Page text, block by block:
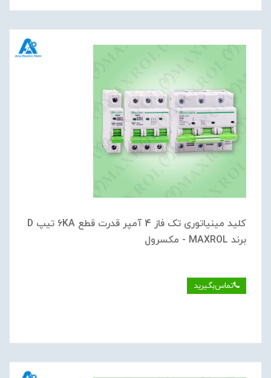
کلید مینیاتوری تک فاز 4 آمپر قدرت قطع 6KA تیپ D
برند MAXROL - مکسرول
تماس‌بگیرید